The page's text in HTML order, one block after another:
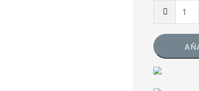
WMX1
Controlador
DMX
cantidad